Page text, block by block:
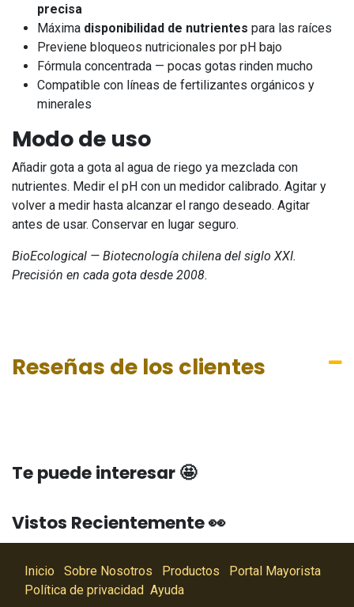
precisa
Máxima disponibilidad de nutrientes para las raíces
Previene bloqueos nutricionales por pH bajo
Fórmula concentrada — pocas gotas rinden mucho
Compatible con líneas de fertilizantes orgánicos y
minerales
Modo de uso
Añadir gota a gota al agua de riego ya mezclada con
nutrientes. Medir el pH con un medidor calibrado. Agitar y
volver a medir hasta alcanzar el rango deseado. Agitar
antes de usar. Conservar en lugar seguro.
BioEcological — Biotecnología chilena del siglo XXI.
Precisión en cada gota desde 2008.
Reseñas de los clientes
Te puede interesar 🤩
Vistos Recientemente 👀
Inicio Sobre Nosotros Productos
Portal Mayorista
Política de privacidad Ayuda